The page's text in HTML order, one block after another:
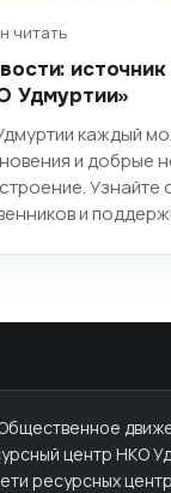
читать
Удмуртии»
каждый
и добрые
Узнайте
и
центр НКО
ресурсных